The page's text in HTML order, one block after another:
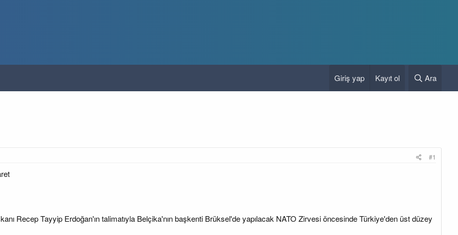
Giriş yap Kayıt ol Ara
#1
Recep Tayyip Erdoğan'ın talimatıyla Belçika'nın başkenti Brüksel'de yapılacak NATO Zirvesi öncesinde Türkiye'den üst düzey